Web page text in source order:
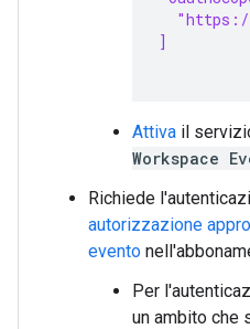
]
Attiva il
Workspace
Richiede
autorizzazione
evento
Per
un ambito che